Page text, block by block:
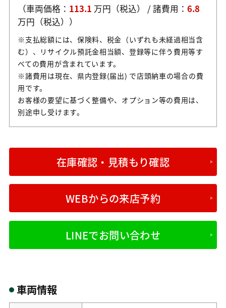
（車両価格： 113.1 万円（税込） / 諸費用：6.8
万円（税込））
※支払総額には、保険料、税金（いずれも未経過相当含
む）、リサイクル預託金相当額、登録等に伴う費用等す
べての費用が含まれています。
※諸費用は現在、県内登録(届出) で店頭納車の場合の費
用です。
お客様の要望に基づく整備や、オプション等の費用は、
別途申し受けます。
在庫確認・見積もり確認
WEBからの来店予約
LINEでお問い合わせ
車両情報